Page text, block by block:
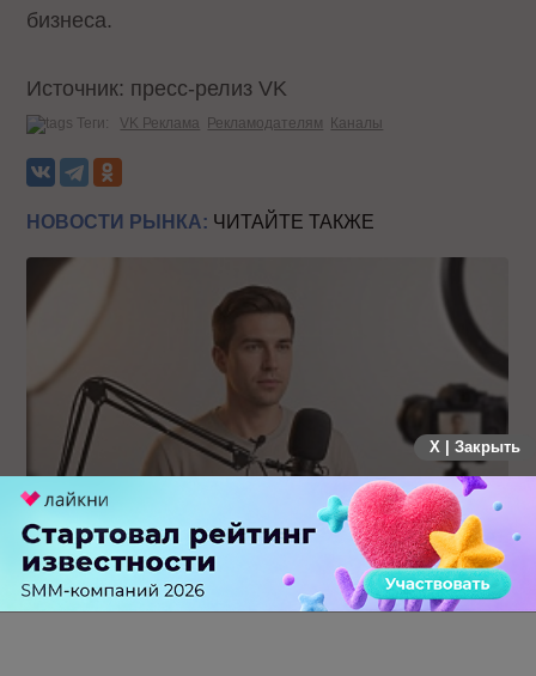
бизнеса.
Источник: пресс-релиз VK
Теги: VK Реклама Рекламодателям Каналы
НОВОСТИ РЫНКА: ЧИТАЙТЕ ТАКЖЕ
Российский рынок инфлюенс-маркетинга вошел в фазу
стагнации после нескольких лет роста
X | Закрыть